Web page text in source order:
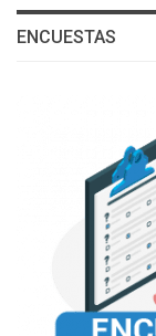
ENCUESTAS